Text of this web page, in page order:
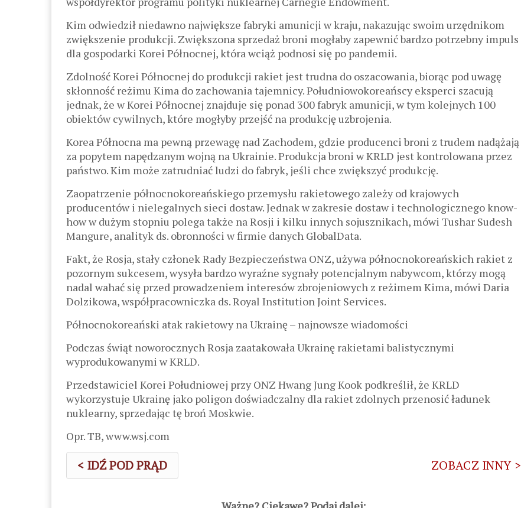
Kim odwiedził niedawno największe fabryki amunicji w kraju, nakazując swoim urzędnikom
zwiększenie produkcji. Zwiększona sprzedaż broni mogłaby zapewnić bardzo potrzebny impuls
dla gospodarki Korei Północnej, która wciąż podnosi się po pandemii.
Zdolność Korei Północnej do produkcji rakiet jest trudna do oszacowania, biorąc pod uwagę
skłonność reżimu Kima do zachowania tajemnicy. Południowokoreańscy eksperci szacują
jednak, że w Korei Północnej znajduje się ponad 300 fabryk amunicji, w tym kolejnych 100
obiektów cywilnych, które mogłyby przejść na produkcję uzbrojenia.
Korea Północna ma pewną przewagę nad Zachodem, gdzie producenci broni z trudem nadążają
za popytem napędzanym wojną na Ukrainie. Produkcja broni w KRLD jest kontrolowana przez
państwo. Kim może zatrudniać ludzi do fabryk, jeśli chce zwiększyć produkcję.
Zaopatrzenie północnokoreańskiego przemysłu rakietowego zależy od krajowych
producentów i nielegalnych sieci dostaw. Jednak w zakresie dostaw i technologicznego know-
how w dużym stopniu polega także na Rosji i kilku innych sojusznikach, mówi Tushar Sudesh
Mangure, analityk ds. obronności w firmie danych GlobalData.
Fakt, że Rosja, stały członek Rady Bezpieczeństwa ONZ, używa północnokoreańskich rakiet z
pozornym sukcesem, wysyła bardzo wyraźne sygnały potencjalnym nabywcom, którzy mogą
nadal wahać się przed prowadzeniem interesów zbrojeniowych z reżimem Kima, mówi Daria
Dolzikowa, współpracowniczka ds. Royal Institution Joint Services.
Północnokoreański atak rakietowy na Ukrainę – najnowsze wiadomości
Podczas świąt noworocznych Rosja zaatakowała Ukrainę rakietami balistycznymi
wyprodukowanymi w KRLD.
Przedstawiciel Korei Południowej przy ONZ Hwang Jung Kook podkreślił, że KRLD
wykorzystuje Ukrainę jako poligon doświadczalny dla rakiet zdolnych przenosić ładunek
nuklearny, sprzedając tę ​​broń Moskwie.
Opr. TB, www.wsj.com
< IDŹ POD PRĄD ZOBACZ INNY >